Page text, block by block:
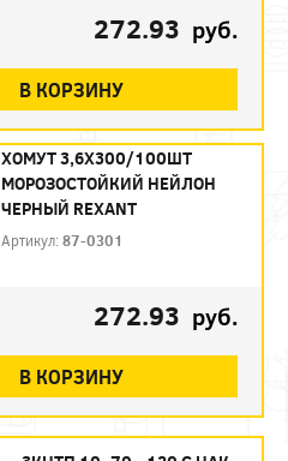
272.93 руб.
В КОРЗИНУ
ХОМУТ 3,6Х300/100ШТ
МОРОЗОСТОЙКИЙ НЕЙЛОН
ЧЕРНЫЙ REXANT
Артикул:87-0301
272.93 руб.
В КОРЗИНУ